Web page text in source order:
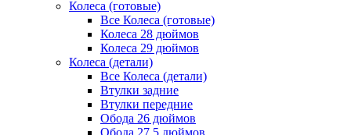
Колеса (готовые)
Все Колеса (готовые)
Колеса 28 дюймов
Колеса 29 дюймов
Колеса (детали)
Все Колеса (детали)
Втулки задние
Втулки передние
Обода 26 дюймов
Обода 27.5 дюймов